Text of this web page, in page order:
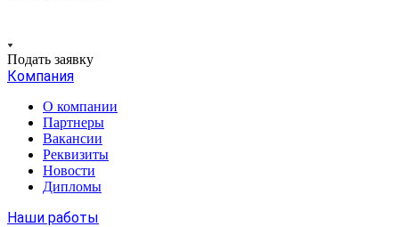
Подать заявку
Компания
О компании
Партнеры
Вакансии
Реквизиты
Новости
Дипломы
Наши работы